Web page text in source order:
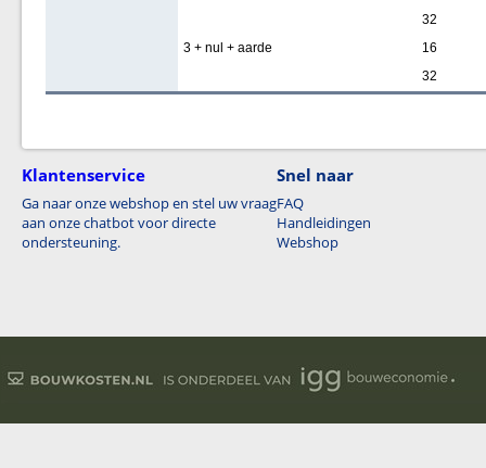
32
3 + nul + aarde
16
32
Klantenservice
Ga naar onze webshop en stel uw vraag
aan onze chatbot voor directe
ondersteuning.
Snel naar
FAQ
Handleidingen
Webshop